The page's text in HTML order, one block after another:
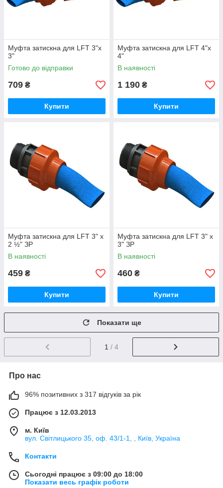
Муфта затискна для LFT 3"х
3"
Готово до відправки
709 ₴
Купити
Муфта затискна для LFT 4"х
4"
В наявності
1 190 ₴
Купити
Муфта затискна для LFT 3" x
2 ½" ЗР
В наявності
459 ₴
Купити
Муфта затискна для LFT 3" x
3" ЗР
В наявності
460 ₴
Купити
Показати ще
1 / 4
Про нас
96% позитивних з 317 відгуків за рік
Працює з 12.03.2013
м. Київ
вул. Світлицького 35, оф. 43/1-1, , Київ, Україна
Контакти
Сьогодні працює з 09:00 до 18:00
Показати весь графік роботи